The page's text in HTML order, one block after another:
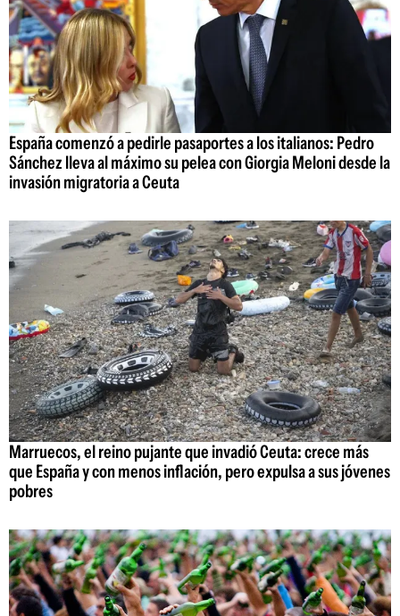
España comenzó a pedirle pasaportes a los italianos: Pedro
Sánchez lleva al máximo su pelea con Giorgia Meloni desde la
invasión migratoria a Ceuta
Marruecos, el reino pujante que invadió Ceuta: crece más
que España y con menos inflación, pero expulsa a sus jóvenes
pobres